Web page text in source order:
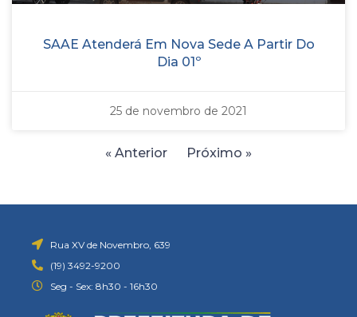
SAAE Atenderá Em Nova Sede A Partir Do
Dia 01º
25 de novembro de 2021
« Anterior Próximo »
Rua XV de Novembro, 639
(19) 3492-9200
Seg - Sex: 8h30 - 16h30